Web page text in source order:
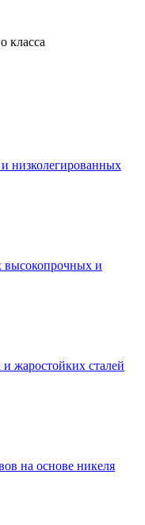
класса
низколегированных
высокопрочных и
жаростойких сталей
на основе никеля